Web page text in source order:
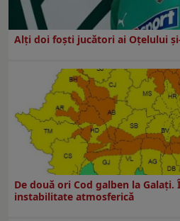
Alți doi foști jucători ai Oțelului
De două ori Cod galben la Galaţi.
instabilitate atmosferică